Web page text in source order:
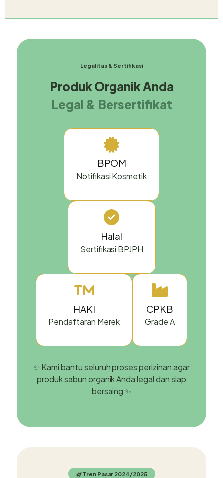
Legalitas & Sertifikasi
Produk Organik Anda
Legal & Bersertifikat
BPOM
Notifikasi Kosmetik
Halal
Sertifikasi BPJPH
HAKI
Pendaftaran Merek
CPKB
Grade A
✨ Kami bantu seluruh proses perizinan agar
produk sabun organik Anda legal dan siap
bersaing ✨
🌿 Tren Pasar 2024/2025